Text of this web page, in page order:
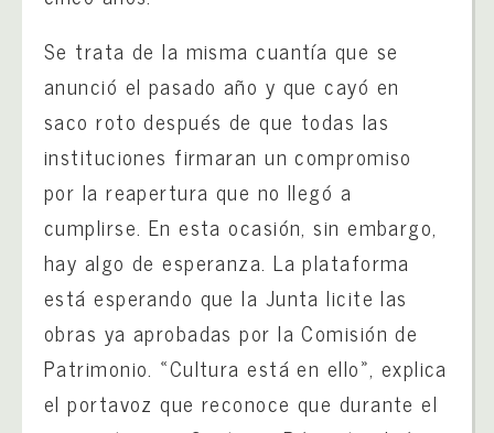
Se trata de la misma cuantía que se
anunció el pasado año y que cayó en
saco roto después de que todas las
instituciones firmaran un compromiso
por la reapertura que no llegó a
cumplirse. En esta ocasión, sin embargo,
hay algo de esperanza. La plataforma
está esperando que la Junta licite las
obras ya aprobadas por la Comisión de
Patrimonio. «Cultura está en ello», explica
el portavoz que reconoce que durante el